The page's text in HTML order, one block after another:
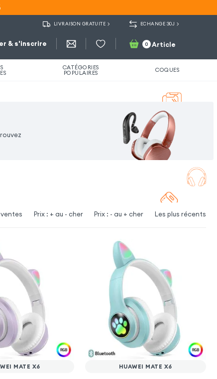
LIVRAISON GRATUITE ECHANGE 30J
& s'inscrire 0 Article
CATÉGORIES
POPULAIRES COQUES
Prix : + au - cher Prix : - au + cher Les plus récents
MATE X6 HUAWEI MATE X6